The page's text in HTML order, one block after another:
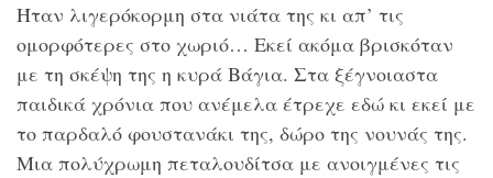
Ήταν λιγερόκορμη στα νιάτα της κι απ’ τις
ομορφότερες στο χωριό… Εκεί ακόμα βρισκόταν
με τη σκέψη της η κυρά Βάγια. Στα ξέγνοιαστα
παιδικά χρόνια που ανέμελα έτρεχε εδώ κι εκεί με
το παρδαλό φουστανάκι της, δώρο της νουνάς της.
Μια πολύχρωμη πεταλουδίτσα με ανοιγμένες τις